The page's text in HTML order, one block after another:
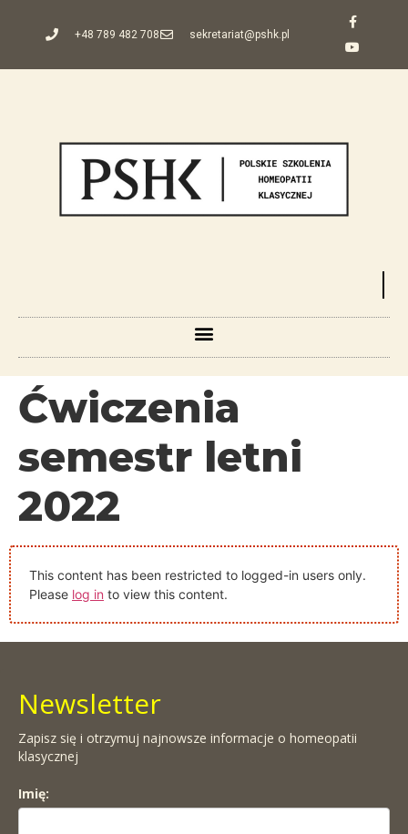
+48 789 482 708 sekretariat@pshk.pl
Ćwiczenia
semestr letni
2022
This content has been restricted to logged-in users only.
Please log in to view this content.
Newsletter
Zapisz się i otrzymuj najnowsze informacje o homeopatii
klasycznej
Imię: